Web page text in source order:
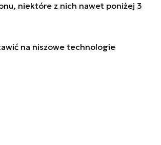
niektóre z nich nawet poniżej 3
na niszowe technologie